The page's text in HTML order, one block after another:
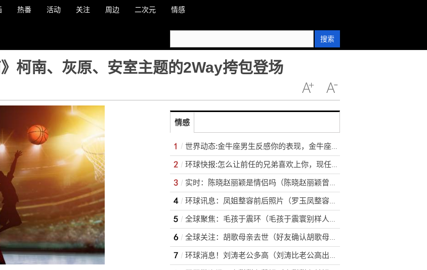
热番 活动 关注 周边 二次元 情感
搜索
柯南、灰原、安室主题的2Way挎包登场
情感
世界动态:金牛座男生反感你的表现，金牛座男生最不喜欢的4种女生
环球快报:怎么让前任的兄弟喜欢上你，现任男友是前任的兄弟
实时：陈晓赵丽颖是情侣吗（陈晓赵丽颖曾被拍到牵手热聊）
环球讯息：凤姐整容前后照片（罗玉凤整容前后照片对比）
全球聚焦：毛孩于震环（毛孩于震寰别样人生）
全球关注：胡歌母亲去世（好友确认胡歌母亲去世消息）
环球消息！刘涛老公多高（刘涛比老公高出半个头）